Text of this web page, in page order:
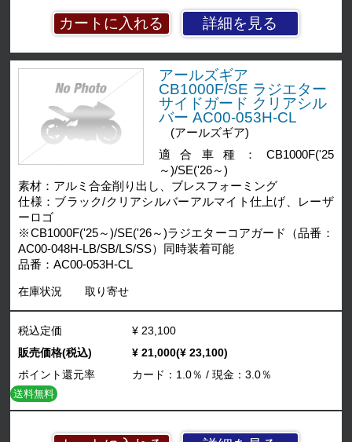
詳細を見る
アールズギア
CB1000F/SE ラジエター
サイドガード クリアシル
バー AC00-053H-CL
(アールズギア)
適合車種：CB1000F('25
～)/SE('26～)
素材：アルミ合金削り出し、ブレスフォーミング
仕様：ブラック/クリアシルバーアルマイト仕上げ、レーザ
ーロゴ
※CB1000F('25～)/SE('26～)ラジエターコアガード（品番：
AC00-048H-LB/SB/LS/SS）同時装着可能
品番：AC00-053H-CL
在庫状況 取り寄せ
税込定価
¥ 23,100
販売価格(税込)
¥ 21,000(¥ 23,100)
ポイント還元率
カード：1.0％ / 現金：3.0％
送料無料